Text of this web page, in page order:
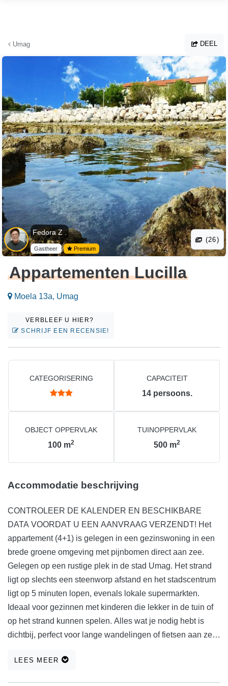
Umag DEEL
Fedora Z .
Gastheer Premium
(26)
Appartementen Lucilla
Moela 13a, Umag
VERBLEEF U HIER?
SCHRIJF EEN RECENSIE!
CATEGORISERING CAPACITEIT
14 persoons.
OBJECT OPPERVLAK
100 m2
TUINOPPERVLAK
500 m2
Accommodatie beschrijving
CONTROLEER DE KALENDER EN BESCHIKBARE
DATA VOORDAT U EEN AANVRAAG VERZENDT! Het
appartement (4+1) is gelegen in een gezinswoning in een
brede groene omgeving met pijnbomen direct aan zee.
Gelegen op een rustige plek in de stad Umag. Het strand
ligt op slechts een steenworp afstand en het stadscentrum
ligt op 5 minuten lopen, evenals lokale supermarkten.
Ideaal voor gezinnen met kinderen die lekker in de tuin of
op het strand kunnen spelen. Alles wat je nodig hebt is
dichtbij, perfect voor lange wandelingen of fietsen aan zee.
gezinswoning voor 4 personen. Het appartement kijkt uit
LEES MEER